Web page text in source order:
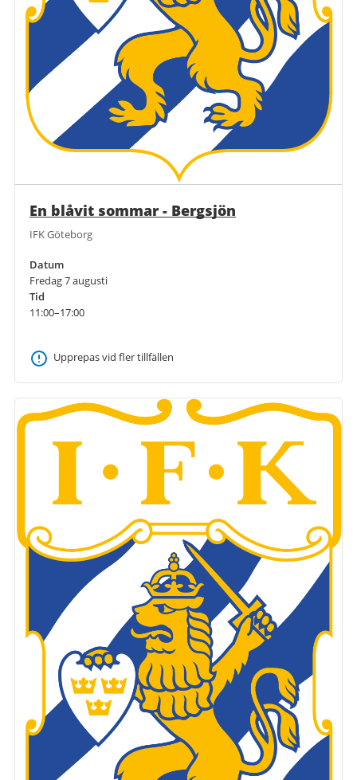
En blåvit sommar - Bergsjön
IFK Göteborg
Datum
Fredag 7 augusti
Tid
11:00–17:00
Upprepas vid fler tillfällen